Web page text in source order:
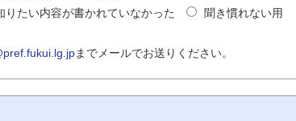
りたい内容が書かれていなかった
聞き慣れない用
までメールでお送りください。